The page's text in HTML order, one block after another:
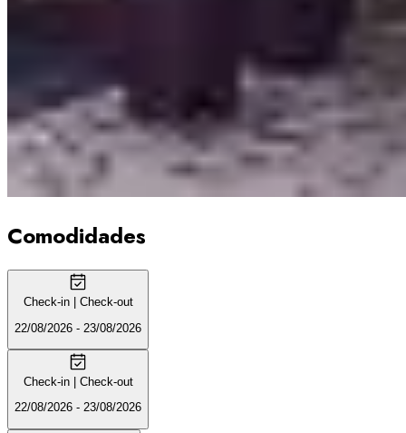
Comodidades
Check-in | Check-out
22/08/2026 - 23/08/2026
Check-in | Check-out
22/08/2026 - 23/08/2026